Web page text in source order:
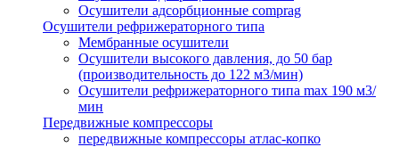
Осушители адсорбционные comprag
Осушители рефрижераторного типа
Мембранные осушители
Осушители высокого давления, до 50 бар
(производительность до 122 м3/мин)
Осушители рефрижераторного типа max 190 м3/
мин
Передвижные компрессоры
передвижные компрессоры атлас-копко